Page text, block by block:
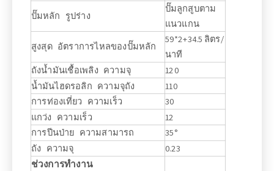
ปั๊มหลัก รูปร่าง
ปั๊มลูกสูบตาม
แนวแกน
สูงสุด อัตราการไหลของปั๊มหลัก
59*2+34.5 ลิตร/
นาที
ถังน้ำมันเชื้อเพลิง ความจุ
120
น้ำมันไฮดรอลิก ความจุถัง
110
การท่องเที่ยว ความเร็ว
30
แกว่ง ความเร็ว
12
การปีนป่าย ความสามารถ
35°
ถัง ความจุ
0.23
ช่วงการทำงาน